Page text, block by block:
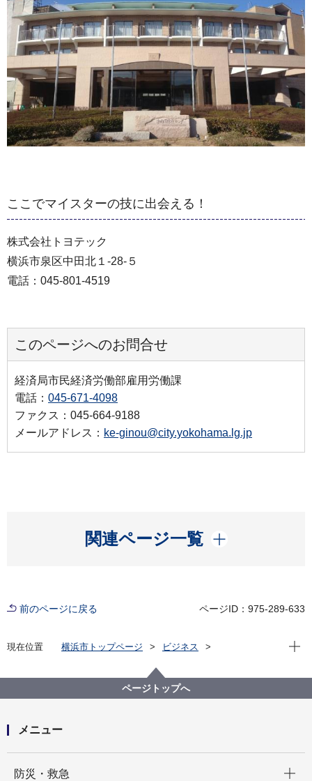
ここでマイスターの技に出会える！
株式会社トヨテック
横浜市泉区中田北１-28-５
電話：045-801-4519
このページへのお問合せ
経済局市民経済労働部雇用労働課
電話： 045-671-4098
ファクス：045-664-9188
メールアドレス： ke-ginou@city.yokohama.lg.jp
関連ページ一覧
開く
前のページに戻る ページID：975-289-633
現在位置 横浜市トップページ
ビジネス
現在
ページトップへ
メニュー
防災・救急